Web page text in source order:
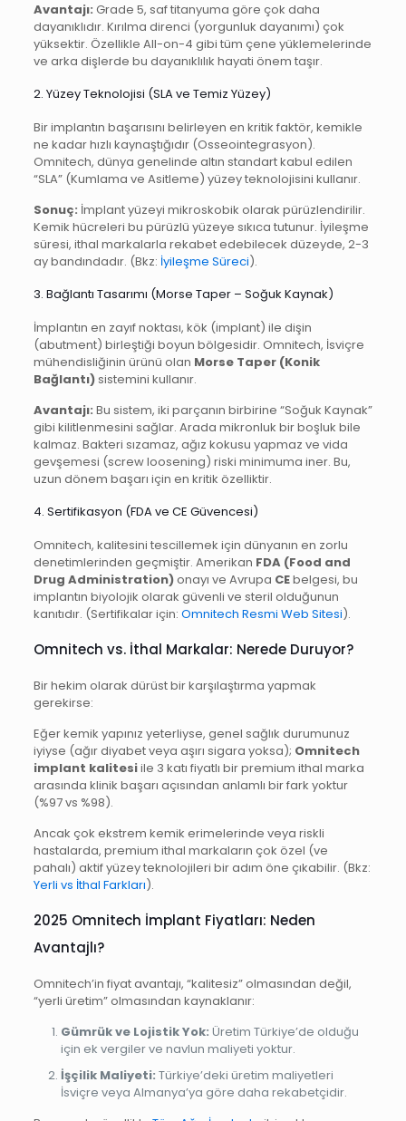
Avantajı: Grade 5, saf titanyuma göre çok daha
dayanıklıdır. Kırılma direnci (yorgunluk dayanımı) çok
yüksektir. Özellikle All-on-4 gibi tüm çene yüklemelerinde
ve arka dişlerde bu dayanıklılık hayati önem taşır.
2. Yüzey Teknolojisi (SLA ve Temiz Yüzey)
Bir implantın başarısını belirleyen en kritik faktör, kemikle
ne kadar hızlı kaynaştığıdır (Osseointegrasyon).
Omnitech, dünya genelinde altın standart kabul edilen
“SLA” (Kumlama ve Asitleme) yüzey teknolojisini kullanır.
Sonuç: İmplant yüzeyi mikroskobik olarak pürüzlendirilir.
Kemik hücreleri bu pürüzlü yüzeye sıkıca tutunur. İyileşme
süresi, ithal markalarla rekabet edebilecek düzeyde, 2-3
ay bandındadır. (Bkz: İyileşme Süreci).
3. Bağlantı Tasarımı (Morse Taper – Soğuk Kaynak)
İmplantın en zayıf noktası, kök (implant) ile dişin
(abutment) birleştiği boyun bölgesidir. Omnitech, İsviçre
mühendisliğinin ürünü olan Morse Taper (Konik
Bağlantı)sistemini kullanır.
Avantajı: Bu sistem, iki parçanın birbirine “Soğuk Kaynak”
gibi kilitlenmesini sağlar. Arada mikronluk bir boşluk bile
kalmaz. Bakteri sızamaz, ağız kokusu yapmaz ve vida
gevşemesi (screw loosening) riski minimuma iner. Bu,
uzun dönem başarı için en kritik özelliktir.
4. Sertifikasyon (FDA ve CE Güvencesi)
Omnitech, kalitesini tescillemek için dünyanın en zorlu
denetimlerinden geçmiştir. Amerikan FDA (Food and
Drug Administration)onayı ve Avrupa CEbelgesi, bu
implantın biyolojik olarak güvenli ve steril olduğunun
kanıtıdır. (Sertifikalar için: Omnitech Resmi Web Sitesi).
Omnitech vs. İthal Markalar: Nerede Duruyor?
Bir hekim olarak dürüst bir karşılaştırma yapmak
gerekirse:
Eğer kemik yapınız yeterliyse, genel sağlık durumunuz
iyiyse (ağır diyabet veya aşırı sigara yoksa); Omnitech
implant kalitesiile 3 katı fiyatlı bir premium ithal marka
arasında klinik başarı açısından anlamlı bir fark yoktur
(%97 vs %98).
Ancak çok ekstrem kemik erimelerinde veya riskli
hastalarda, premium ithal markaların çok özel (ve
pahalı) aktif yüzey teknolojileri bir adım öne çıkabilir. (Bkz:
Yerli vs İthal Farkları).
2025 Omnitech İmplant Fiyatları: Neden
Avantajlı?
Omnitech’in fiyat avantajı, “kalitesiz” olmasından değil,
“yerli üretim” olmasından kaynaklanır:
Gümrük ve Lojistik Yok: Üretim Türkiye’de olduğu
için ek vergiler ve navlun maliyeti yoktur.
İşçilik Maliyeti: Türkiye’deki üretim maliyetleri
İsviçre veya Almanya’ya göre daha rekabetçidir.